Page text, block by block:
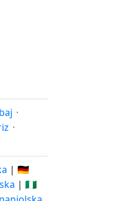
·
·
| 🇩🇪
| 🇳🇬